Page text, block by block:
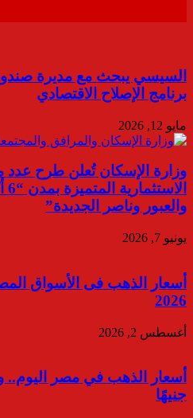
السيسي يبحث مع مديرة
برنامج الإصلاح الاقتصادي
مايو 12, 2026
وزارة الإسكان تُعلن طرح
والعبور وناصر الجديدة”
يونيو 7, 2026
2026
أغسطس 2, 2026
جنيهًا